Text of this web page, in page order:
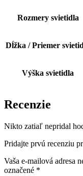
Rozmery svietidla
Dĺžka / Priemer
Výška svietidla
Recenzie
Nikto zatiaľ nepridal
Pridajte prvú recenziu
Vaša e-mailová adresa
označené *